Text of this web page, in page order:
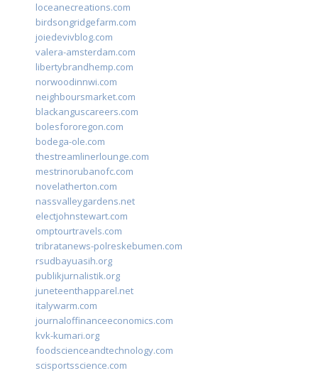
loceanecreations.com
birdsongridgefarm.com
joiedevivblog.com
valera-amsterdam.com
libertybrandhemp.com
norwoodinnwi.com
neighboursmarket.com
blackanguscareers.com
bolesfororegon.com
bodega-ole.com
thestreamlinerlounge.com
mestrinorubanofc.com
novelatherton.com
nassvalleygardens.net
electjohnstewart.com
omptourtravels.com
tribratanews-polreskebumen.com
rsudbayuasih.org
publikjurnalistik.org
juneteenthapparel.net
italywarm.com
journaloffinanceeconomics.com
kvk-kumari.org
foodscienceandtechnology.com
scisportsscience.com